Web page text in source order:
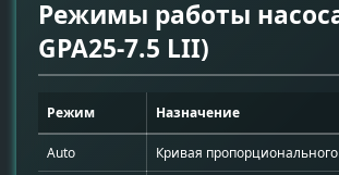
Режимы работы
GPA25-7.5 LII)
Режим Назначение
Auto Кривая